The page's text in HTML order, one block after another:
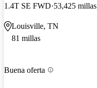
1.4T SE FWD 53,425 millas
Louisville, TN
81 millas
Buena oferta